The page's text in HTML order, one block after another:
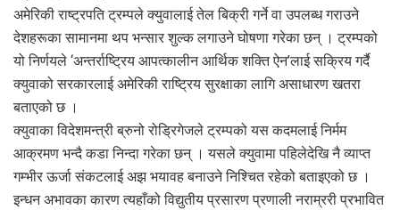
अमेरिकी राष्ट्रपति ट्रम्पले क्युवालाई तेल बिक्री गर्ने वा उपलब्ध गराउने
देशहरूका सामानमा थप भन्सार शुल्क लगाउने घोषणा गरेका छन् । ट्रम्पको
यो निर्णयले ‘अन्तर्राष्ट्रिय आपत्कालीन आर्थिक शक्ति ऐन’लाई सक्रिय गर्दै
क्युवाको सरकारलाई अमेरिकी राष्ट्रिय सुरक्षाका लागि असाधारण खतरा
बताएको छ ।
क्युवाका विदेशमन्त्री ब्रुनो रोड्रिगेजले ट्रम्पको यस कदमलाई निर्मम
आक्रमण भन्दै कडा निन्दा गरेका छन् । यसले क्युवामा पहिलेदेखि नै व्याप्त
गम्भीर ऊर्जा संकटलाई अझ भयावह बनाउने निश्चित रहेको बताइएको छ ।
इन्धन अभावका कारण त्यहाँको विद्युतीय प्रसारण प्रणाली नराम्ररी प्रभावित